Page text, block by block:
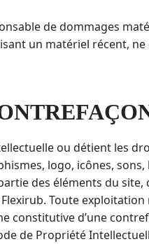
de dommages
un matériel récent,
ou détient les
logo, icônes, sons,
des éléments du site,
Toute
constitutive d’une
de Propriété